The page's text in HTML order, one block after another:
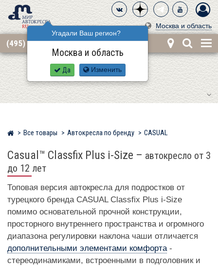
Москва и область
Угадали Ваш регион?
Москва и область
Да Изменить
(495) 668-12-62
Мир детских автокресел
Все товары Автокресла по бренду CASUAL
Casual™ Classfix Plus i-Size – автокресло от 3
до 12 лет
Топовая версия автокресла для подростков от
турецкого бренда CASUAL Classfix Plus i-Size
помимо основательной прочной конструкции,
просторного внутреннего пространства и огромного
диапазона регулировки наклона чаши отличается
дополнительными элементами комфорта-
стереодинамиками, встроенными в подголовник и